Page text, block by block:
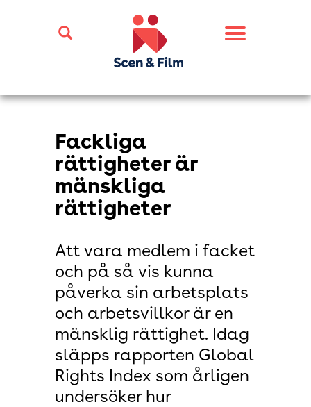
Toggle
Fackliga
rättigheter är
mänskliga
rättigheter
Att vara medlem i facket
och på så vis kunna
påverka sin arbetsplats
och arbetsvillkor är en
mänsklig rättighet. Idag
släpps rapporten Global
Rights Index som årligen
undersöker hur